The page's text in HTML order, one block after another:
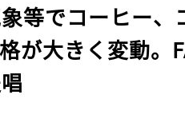
象等でコーヒー、
が大きく変動。